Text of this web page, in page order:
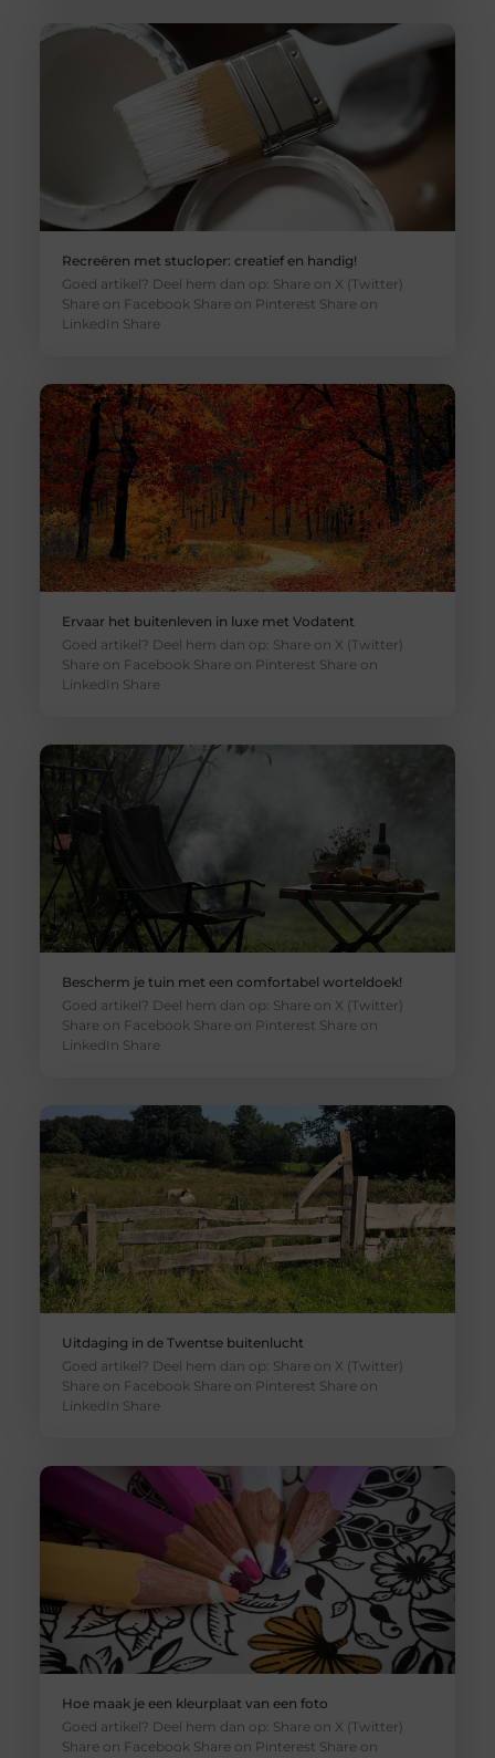
Recreëren met stucloper: creatief en handig!
Goed artikel? Deel hem dan op: Share on X (Twitter)
Share on Facebook Share on Pinterest Share on
LinkedIn Share
Ervaar het buitenleven in luxe met Vodatent
Goed artikel? Deel hem dan op: Share on X (Twitter)
Share on Facebook Share on Pinterest Share on
LinkedIn Share
Bescherm je tuin met een comfortabel worteldoek!
Goed artikel? Deel hem dan op: Share on X (Twitter)
Share on Facebook Share on Pinterest Share on
LinkedIn Share
Uitdaging in de Twentse buitenlucht
Goed artikel? Deel hem dan op: Share on X (Twitter)
Share on Facebook Share on Pinterest Share on
LinkedIn Share
Hoe maak je een kleurplaat van een foto
Goed artikel? Deel hem dan op: Share on X (Twitter)
Share on Facebook Share on Pinterest Share on